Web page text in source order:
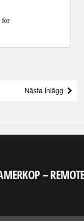
for
Nästa inlägg
–